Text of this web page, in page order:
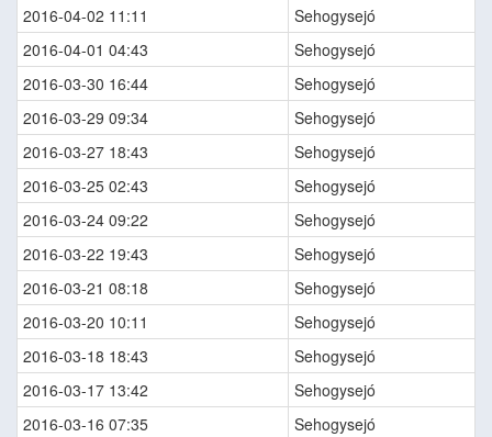
2016-04-02 11:11
Sehogysejó
2016-04-01 04:43
Sehogysejó
2016-03-30 16:44
Sehogysejó
2016-03-29 09:34
Sehogysejó
2016-03-27 18:43
Sehogysejó
2016-03-25 02:43
Sehogysejó
2016-03-24 09:22
Sehogysejó
2016-03-22 19:43
Sehogysejó
2016-03-21 08:18
Sehogysejó
2016-03-20 10:11
Sehogysejó
2016-03-18 18:43
Sehogysejó
2016-03-17 13:42
Sehogysejó
2016-03-16 07:35
Sehogysejó